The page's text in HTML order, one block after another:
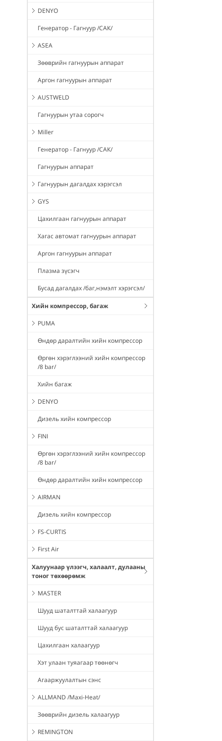
DENYO
Генератор - Гагнуур /САК/
ASEA
Зөөврийн гагнуурын аппарат
Аргон гагнуурын аппарат
AUSTWELD
Гагнуурын утаа сорогч
Miller
Генератор - Гагнуур /САК/
Гагнуурын аппарат
Гагнуурын дагалдах хэрэгсэл
GYS
Цахилгаан гагнуурын аппарат
Хагас автомат гагнуурын аппарат
Аргон гагнуурын аппарат
Плазма зүсэгч
Бусад дагалдах /баг,нэмэлт хэрэгсэл/
Хийн компрессор, багаж
PUMA
Өндөр даралтийн хийн компрессор
Өргөн хэрэглээний хийн компрессор
/8 bar/
Хийн багаж
DENYO
Дизель хийн компрессор
FINI
Өргөн хэрэглээний хийн компрессор
/8 bar/
Өндөр даралтийн хийн компрессор
AIRMAN
Дизель хийн компрессор
FS-CURTIS
First Air
Халуунаар үлээгч, халаалт, дулааны
тоног төхөөрөмж
MASTER
Шууд шаталттай халаагуур
Шууд бус шаталттай халаагуур
Цахилгаан халаагуур
Хэт улаан туяагаар төөнөгч
Агааржуулалтын сэнс
ALLMAND /Maxi-Heat/
Зөөврийн дизель халаагуур
REMINGTON